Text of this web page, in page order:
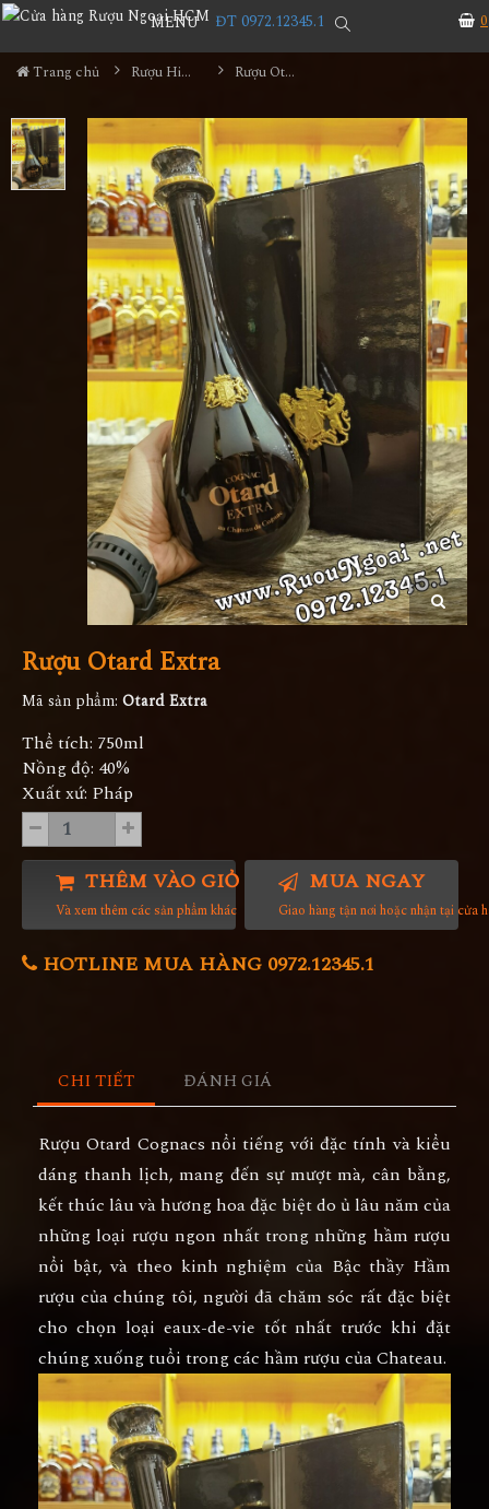
0
MENU ĐT 0972.12345.1
Trang chủ Rượu Hiếm - Cũ Rượu Otard Extra
Rượu Otard Extra
Mã sản phẩm: Otard Extra
Thể tích: 750ml
Nồng độ: 40%
Xuất xứ: Pháp
THÊM VÀO GIỎ HÀNG
Và xem thêm các sản phẩm khác
MUA NGAY
Giao hàng tận nơi hoặc nhận tại cửa
HOTLINE MUA HÀNG 0972.12345.1
CHI TIẾT ĐÁNH GIÁ
Rượu Otard Cognacs nổi tiếng với đặc tính và kiểu
dáng thanh lịch, mang đến sự mượt mà, cân bằng,
kết thúc lâu và hương hoa đặc biệt do ủ lâu năm của
những loại rượu ngon nhất trong những hầm rượu
nổi bật, và theo kinh nghiệm của Bậc thầy Hầm
rượu của chúng tôi, người đã chăm sóc rất đặc biệt
cho chọn loại eaux-de-vie tốt nhất trước khi đặt
chúng xuống tuổi trong các hầm rượu của Chateau.